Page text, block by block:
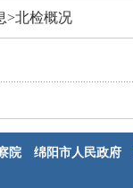
>北检概况
院 绵阳市人民政府